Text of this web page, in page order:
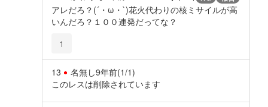
アレだろ？(´・ω・`)花火代わりの核ミサイルが高
いんだろ？１００連発だってな？
1
13 名無し9年前(1/1)
このレスは削除されています